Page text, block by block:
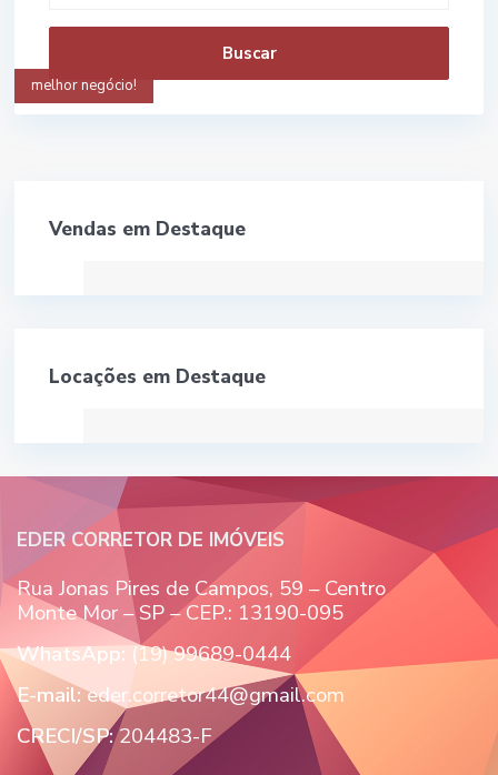
Buscar
melhor negócio!
Vendas em Destaque
Locações em Destaque
EDER CORRETOR DE IMÓVEIS
Rua Jonas Pires de Campos, 59 – Centro
Monte Mor – SP – CEP.: 13190-095
WhatsApp: (19) 99689-0444
E-mail:eder.corretor44@gmail.com
CRECI/SP:204483-F